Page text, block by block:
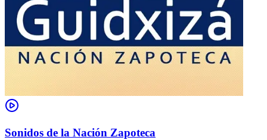
Sonidos de la Nación Zapoteca